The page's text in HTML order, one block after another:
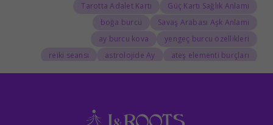
Güç Kartı Sağlık Anlamı
Tarotta Adalet Kartı
Savaş Arabası Aşk Anlamı
boğa burcu
yengeç burcu özellikleri
ay burcu kova
ateş elementi burçları
astrolojide Ay
reiki seansı
astrolog
Doğum Haritasında Mars
Tarolog
777 Görmek
888 Manevi Anlamı